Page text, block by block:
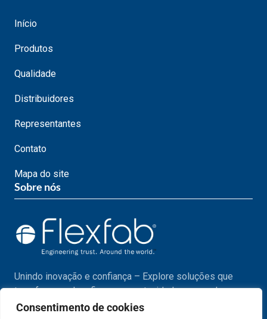
Consentimento de cookies
Início
Produtos
Qualidade
Distribuidores
Representantes
Contato
Mapa do site
Sobre nós
Unindo inovação e confiança – Explore soluções que
transformam desafios em oportunidades em cada passo
do seu projeto.